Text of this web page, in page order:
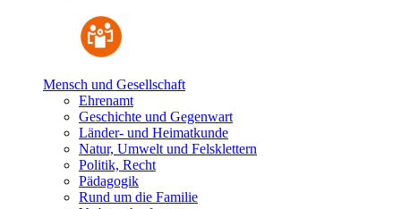
Mensch und Gesellschaft
Ehrenamt
Geschichte und Gegenwart
Länder- und Heimatkunde
Natur, Umwelt und Felsklettern
Politik, Recht
Pädagogik
Rund um die Familie